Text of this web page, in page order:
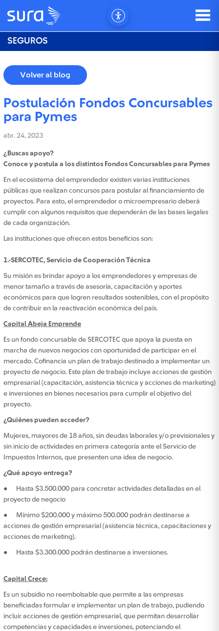
SEGUROS
Volver al blog
Postulación Fondos Concursables
para Pymes
abr. 24, 2023
¿Buscas apoyo?
Conoce y postula a los distintos Fondos Concursables para Pymes
En el ecosistema del emprendedor existen varias instituciones
públicas que realizan concursos para postular al financiamiento de
proyectos. Para esto, el emprendedor o microempresario deberá
cumplir con algunos requisitos que dependerán de las bases legales
de cada organización.
Las instituciones que ofrecen estos beneficios son:
1.-SERCOTEC, Servicio de Cooperación Técnica
Su misión es brindar apoyo a los emprendedores y empresas de
menor tamaño a través de asesoría, capacitación y aportes
económicos para que logren resultados sostenibles, con el propósito
de contribuir en la reactivación económica del país.
Capital Abeja Emprende
Es un fondo concursable de SERCOTEC que apoya la puesta en
marcha de nuevos negocios con oportunidad de participar en el
mercado. Cofinancia un plan de trabajo destinado a implementar un
proyecto de negocio. Este plan de trabajo incluye acciones de gestión
empresarial (capacitación, asistencia técnica y acciones de marketing)
e inversiones en bienes necesarios para cumplir el objetivo del
proyecto.
¿Quiénes pueden acceder?
Mujeres, mayores de 18 años, sin deudas laborales y/o previsionales y
sin inicio de actividades en primera categoría ante el Servicio de
Impuestos Internos, que presenten una idea de negocio.
¿Qué apoyo entrega?
● Hasta $3.500.000 para concretar actividades detalladas en el
proyecto de negocio
● Mínimo $200.000 y máximo 500.000 podrán destinarse a
acciones de gestión empresarial (asistencia técnica, capacitaciones y
acciones de marketing).
● Hasta $3.300.000 podrán destinarse a inversiones.
Capital Crece:
Es un subsidio no reembolsable que permite a las empresas
beneficiadas formular e implementar un plan de trabajo, pudiendo
incluir acciones de gestión empresarial, que permitan desarrollar
competencias y capacidades e inversiones, potenciando el